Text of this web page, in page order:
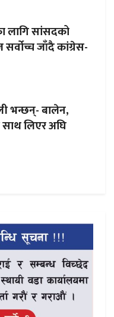
लागि सांसदको
जाँदै कांग्रेस-
भन्छन्- बालेन,
लिएर अघि